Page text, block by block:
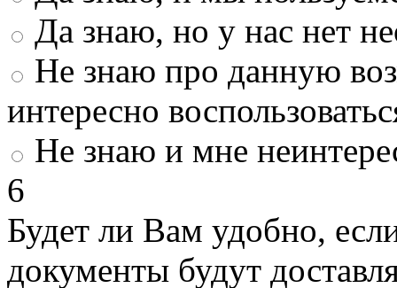
Да знаю, но у нас нет
Не знаю про данную
интересно
Не знаю и мне
6
Будет ли Вам удобно,
документы будут